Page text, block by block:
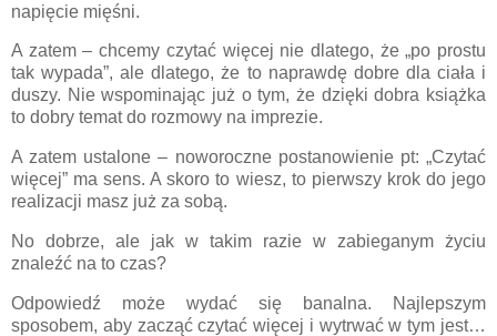
napięcie mięśni.
A zatem – chcemy czytać więcej nie dlatego, że „po prostu
tak wypada”, ale dlatego, że to naprawdę dobre dla ciała i
duszy. Nie wspominając już o tym, że dzięki dobra książka
to dobry temat do rozmowy na imprezie.
A zatem ustalone – noworoczne postanowienie pt: „Czytać
więcej” ma sens. A skoro to wiesz, to pierwszy krok do jego
realizacji masz już za sobą.
No dobrze, ale jak w takim razie w zabieganym życiu
znaleźć na to czas?
Odpowiedź może wydać się banalna. Najlepszym
sposobem, aby zacząć czytać więcej i wytrwać w tym jest…